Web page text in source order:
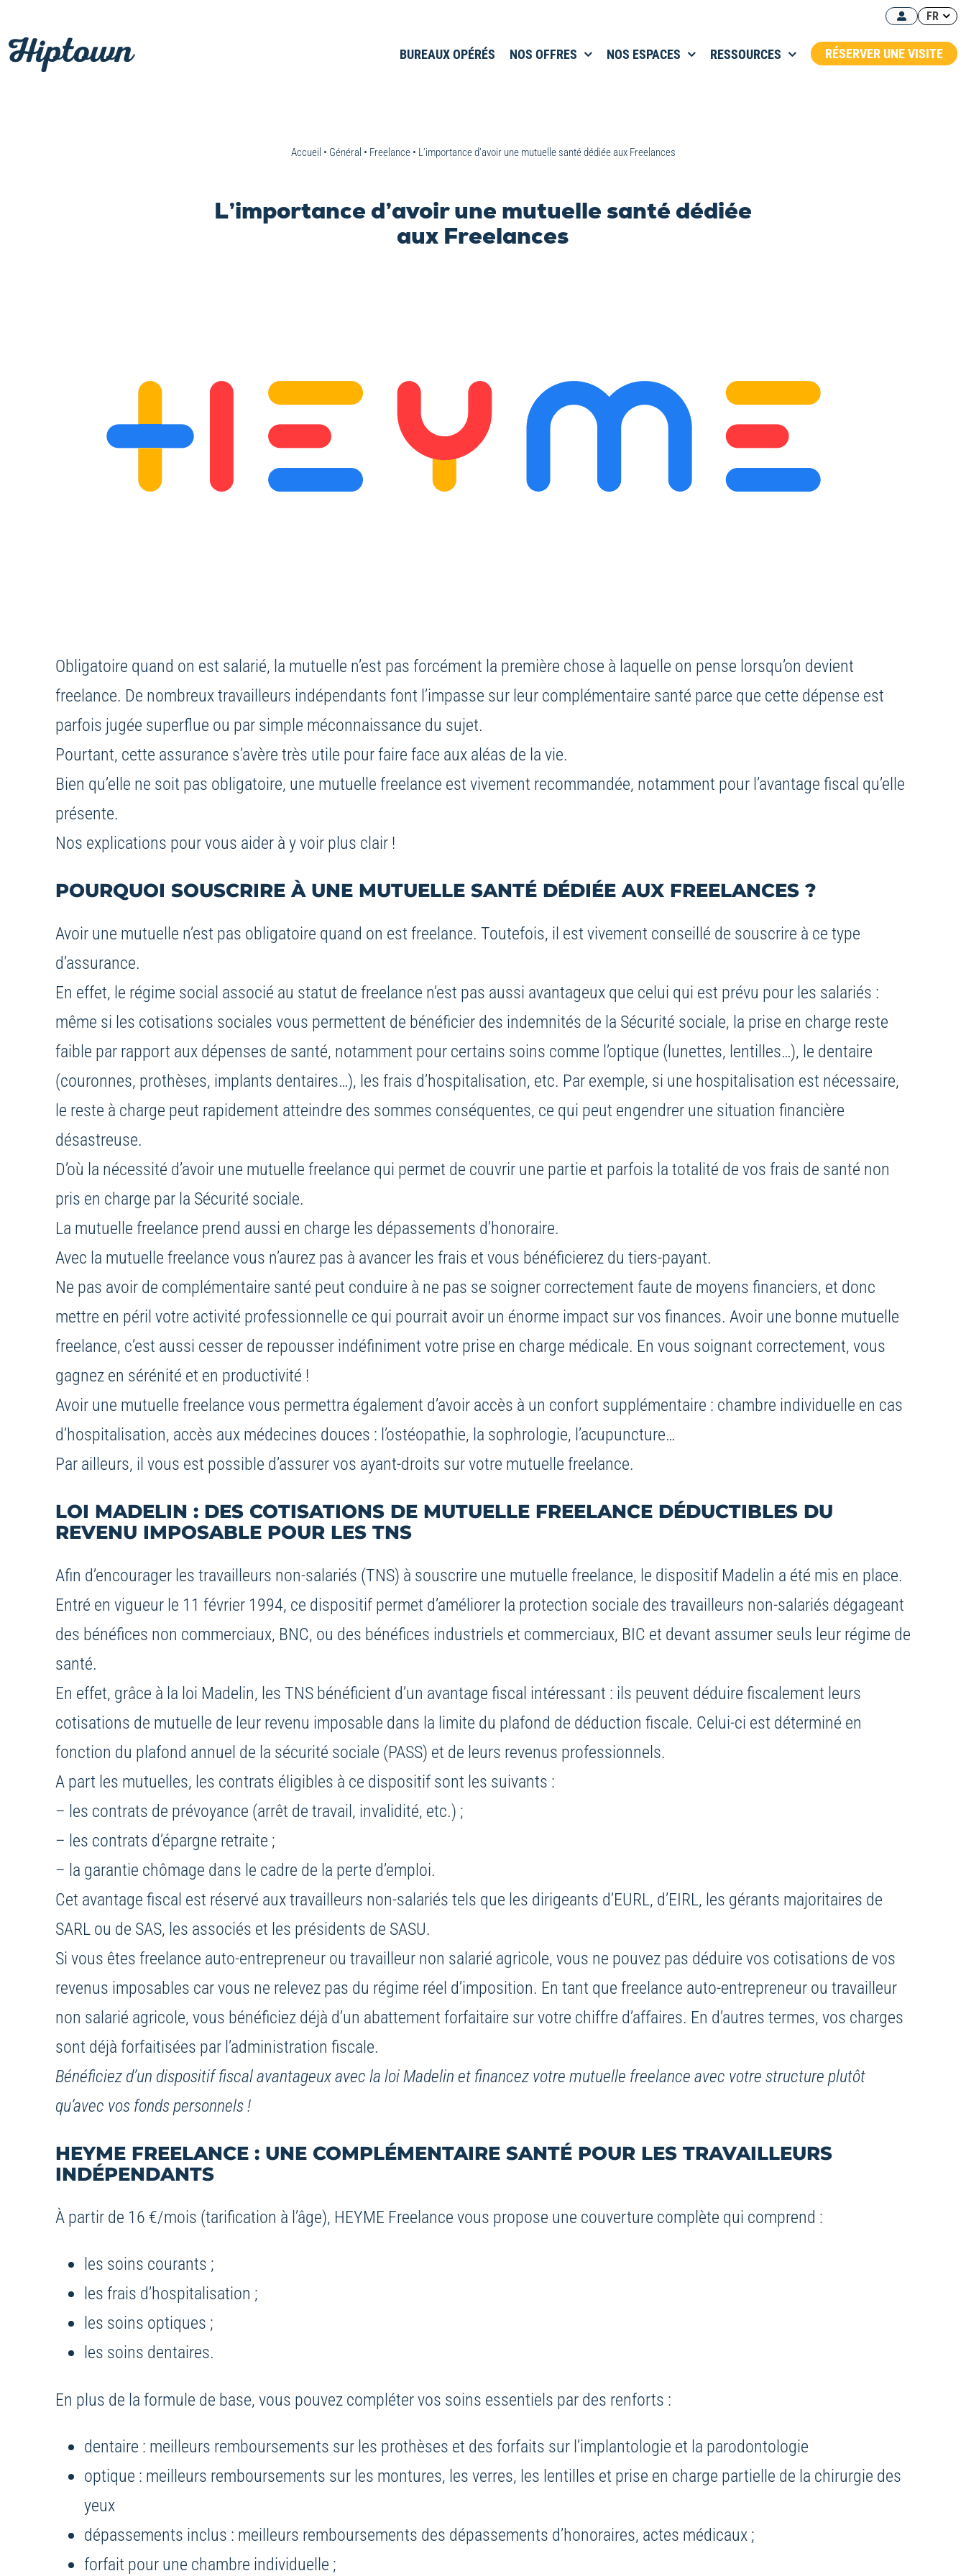
contenu
FR
BUREAUX OPÉRÉS NOS OFFRES NOS ESPACES RESSOURCES RÉSERVER UNE VISITE
Accueil • Général • Freelance• L’importance d’avoir une mutuelle santé dédiée aux Freelances
L’importance d’avoir une mutuelle santé dédiée
aux Freelances
Obligatoire quand on est salarié, la mutuelle n’est pas forcément la première chose à laquelle on pense lorsqu’on devient
freelance. De nombreux travailleurs indépendants font l’impasse sur leur complémentaire santé parce que cette dépense est
parfois jugée superflue ou par simple méconnaissance du sujet.
Pourtant, cette assurance s’avère très utile pour faire face aux aléas de la vie.
Bien qu’elle ne soit pas obligatoire, une mutuelle freelance est vivement recommandée, notamment pour l’avantage fiscal qu’elle
présente.
Nos explications pour vous aider à y voir plus clair !
POURQUOI SOUSCRIRE À UNE MUTUELLE SANTÉ DÉDIÉE AUX FREELANCES ?
Avoir une mutuelle n’est pas obligatoire quand on est freelance. Toutefois, il est vivement conseillé de souscrire à ce type
d’assurance.
En effet, le régime social associé au statut de freelance n’est pas aussi avantageux que celui qui est prévu pour les salariés :
même si les cotisations sociales vous permettent de bénéficier des indemnités de la Sécurité sociale, la prise en charge reste
faible par rapport aux dépenses de santé, notamment pour certains soins comme l’optique (lunettes, lentilles…), le dentaire
(couronnes, prothèses, implants dentaires…), les frais d’hospitalisation, etc. Par exemple, si une hospitalisation est nécessaire,
le reste à charge peut rapidement atteindre des sommes conséquentes, ce qui peut engendrer une situation financière
désastreuse.
D’où la nécessité d’avoir une mutuelle freelance qui permet de couvrir une partie et parfois la totalité de vos frais de santé non
pris en charge par la Sécurité sociale.
La mutuelle freelance prend aussi en charge les dépassements d’honoraire.
Avec la mutuelle freelance vous n’aurez pas à avancer les frais et vous bénéficierez du tiers-payant.
Ne pas avoir de complémentaire santé peut conduire à ne pas se soigner correctement faute de moyens financiers, et donc
mettre en péril votre activité professionnelle ce qui pourrait avoir un énorme impact sur vos finances. Avoir une bonne mutuelle
freelance, c’est aussi cesser de repousser indéfiniment votre prise en charge médicale. En vous soignant correctement, vous
gagnez en sérénité et en productivité !
Avoir une mutuelle freelance vous permettra également d’avoir accès à un confort supplémentaire : chambre individuelle en cas
d’hospitalisation, accès aux médecines douces : l’ostéopathie, la sophrologie, l’acupuncture…
Par ailleurs, il vous est possible d’assurer vos ayant-droits sur votre mutuelle freelance.
LOI MADELIN : DES COTISATIONS DE MUTUELLE FREELANCE DÉDUCTIBLES DU
REVENU IMPOSABLE POUR LES TNS
Afin d’encourager les travailleurs non-salariés (TNS) à souscrire une mutuelle freelance, le dispositif Madelin a été mis en place.
Entré en vigueur le 11 février 1994, ce dispositif permet d’améliorer la protection sociale des travailleurs non-salariés dégageant
des bénéfices non commerciaux, BNC, ou des bénéfices industriels et commerciaux, BIC et devant assumer seuls leur régime de
santé.
En effet, grâce à la loi Madelin, les TNS bénéficient d’un avantage fiscal intéressant : ils peuvent déduire fiscalement leurs
cotisations de mutuelle de leur revenu imposable dans la limite du plafond de déduction fiscale. Celui-ci est déterminé en
fonction du plafond annuel de la sécurité sociale (PASS) et de leurs revenus professionnels.
A part les mutuelles, les contrats éligibles à ce dispositif sont les suivants :
– les contrats de prévoyance (arrêt de travail, invalidité, etc.) ;
– les contrats d’épargne retraite ;
– la garantie chômage dans le cadre de la perte d’emploi.
Cet avantage fiscal est réservé aux travailleurs non-salariés tels que les dirigeants d’EURL, d’EIRL, les gérants majoritaires de
SARL ou de SAS, les associés et les présidents de SASU.
Si vous êtes freelance auto-entrepreneur ou travailleur non salarié agricole, vous ne pouvez pas déduire vos cotisations de vos
revenus imposables car vous ne relevez pas du régime réel d’imposition. En tant que freelance auto-entrepreneur ou travailleur
non salarié agricole, vous bénéficiez déjà d’un abattement forfaitaire sur votre chiffre d’affaires. En d’autres termes, vos charges
sont déjà forfaitisées par l’administration fiscale.
Bénéficiez d’un dispositif fiscal avantageux avec la loi Madelin et financez votre mutuelle freelance avec votre structure plutôt
qu’avec vos fonds personnels !
HEYME FREELANCE : UNE COMPLÉMENTAIRE SANTÉ POUR LES TRAVAILLEURS
INDÉPENDANTS
À partir de 16 €/mois (tarification à l’âge), HEYME Freelance vous propose une couverture complète qui comprend :
les soins courants ;
les frais d’hospitalisation ;
les soins optiques ;
les soins dentaires.
En plus de la formule de base, vous pouvez compléter vos soins essentiels par des renforts :
dentaire : meilleurs remboursements sur les prothèses et des forfaits sur l’implantologie et la parodontologie
optique : meilleurs remboursements sur les montures, les verres, les lentilles et prise en charge partielle de la chirurgie des
yeux
dépassements inclus : meilleurs remboursements des dépassements d’honoraires, actes médicaux ;
forfait pour une chambre individuelle ;